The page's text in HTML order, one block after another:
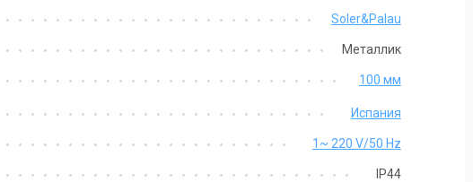
Soler&Palau VENT-315NK
Soler&Palau VENT-250NK
Оставить отзыв
Soler&Palau
Металлик
100 мм
Испания
1~ 220 V/50 Hz
IP44